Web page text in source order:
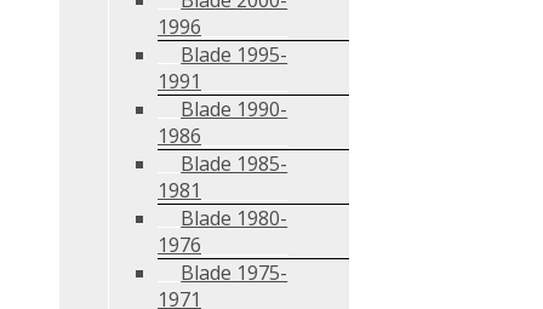
1996
Blade 1995-
1991
Blade 1990-
1986
Blade 1985-
1981
Blade 1980-
1976
Blade 1975-
1971